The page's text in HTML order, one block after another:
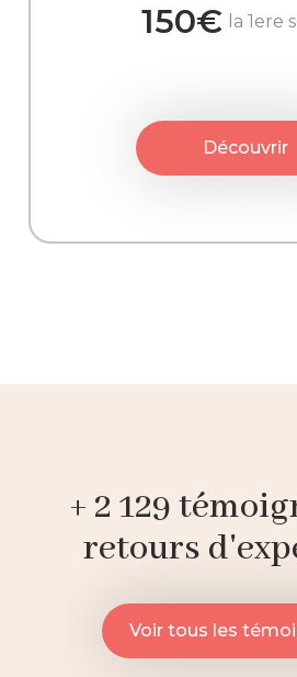
150€ la 1ere
Découvrir
+ 2 129
retours
Voir tous les